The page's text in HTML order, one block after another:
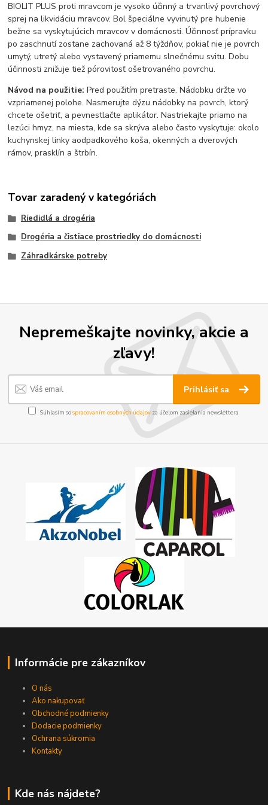
BIOLIT PLUS proti mravcom je vysoko účinný a trvanlivý povrchový
sprej na likvidáciu mravcov. Bol špeciálne vyvinutý pre hubenie
bežne sa vyskytujúcich mravcov v domácnosti. Účinnosť prípravku
po zaschnutí zostane zachovaná až 8 týždňov, pokiaľ nie je povrch
umytý, utretý alebo vystavený priamemu slnečnému svitu. Dobu
účinnosti znižuje tiež pórovitosť ošetrovaného povrchu.
Návod na použitie: Pred použitím pretraste. Nádobku držte vo
vzpriamenej polohe. Nasmerujte dýzu nádobky na povrch, ktorý
chcete ošetriť, a pevnestlačte aplikátor. Nastriekajte priamo na
lezúci hmyz, na miesta, kde sa skrýva alebo často vyskytuje: okolo
kuchynskej linky aodpadkového koša, okenných a dverových
rámov, prasklín a štrbín.
Tovar zaradený v kategóriách
Riedidlá a drogéria
Drogéria a čistiace prostriedky do domácnosti
Záhradkárske potreby
Nepremeškajte novinky, akcie a
zľavy!
Prihlásiť sa
Súhlasím sospracovaním osobných údajov za účelom zasielania newslettera.
Informácie pre zákazníkov
O nás
Ako nakupovať
Obchodné podmienky
Dodacie podmienky
Ochrana súkromia
Kontakty
Kde nás nájdete?